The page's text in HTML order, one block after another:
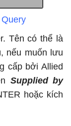
Tên có thể là
nếu muốn lưu
cấp bởi Allied
Supplied by
hoặc kích